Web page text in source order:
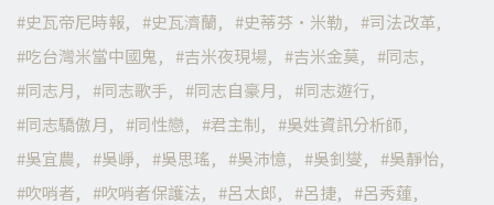
史瓦帝尼時報
史瓦濟蘭 史蒂芬·米勒
司法改革
吃台灣米當中國鬼
吉米夜現場 吉米金莫
同志
同志月
同志歌手 同志自豪月
同志遊行
同志驕傲月
同性戀 君主制
吳姓資訊分析師
吳宜農
吳崢 吳思瑤 吳沛憶 吳釗燮
吳靜怡
吹哨者
吹哨者保護法 呂太郎 呂捷
呂秀蓮